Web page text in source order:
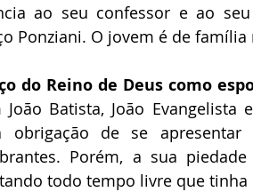
ao seu confessor e ao
Ponziani. O jovem é de
do Reino de Deus como
João Batista, João
obrigação de se
Porém, a sua
todo tempo livre que tinha